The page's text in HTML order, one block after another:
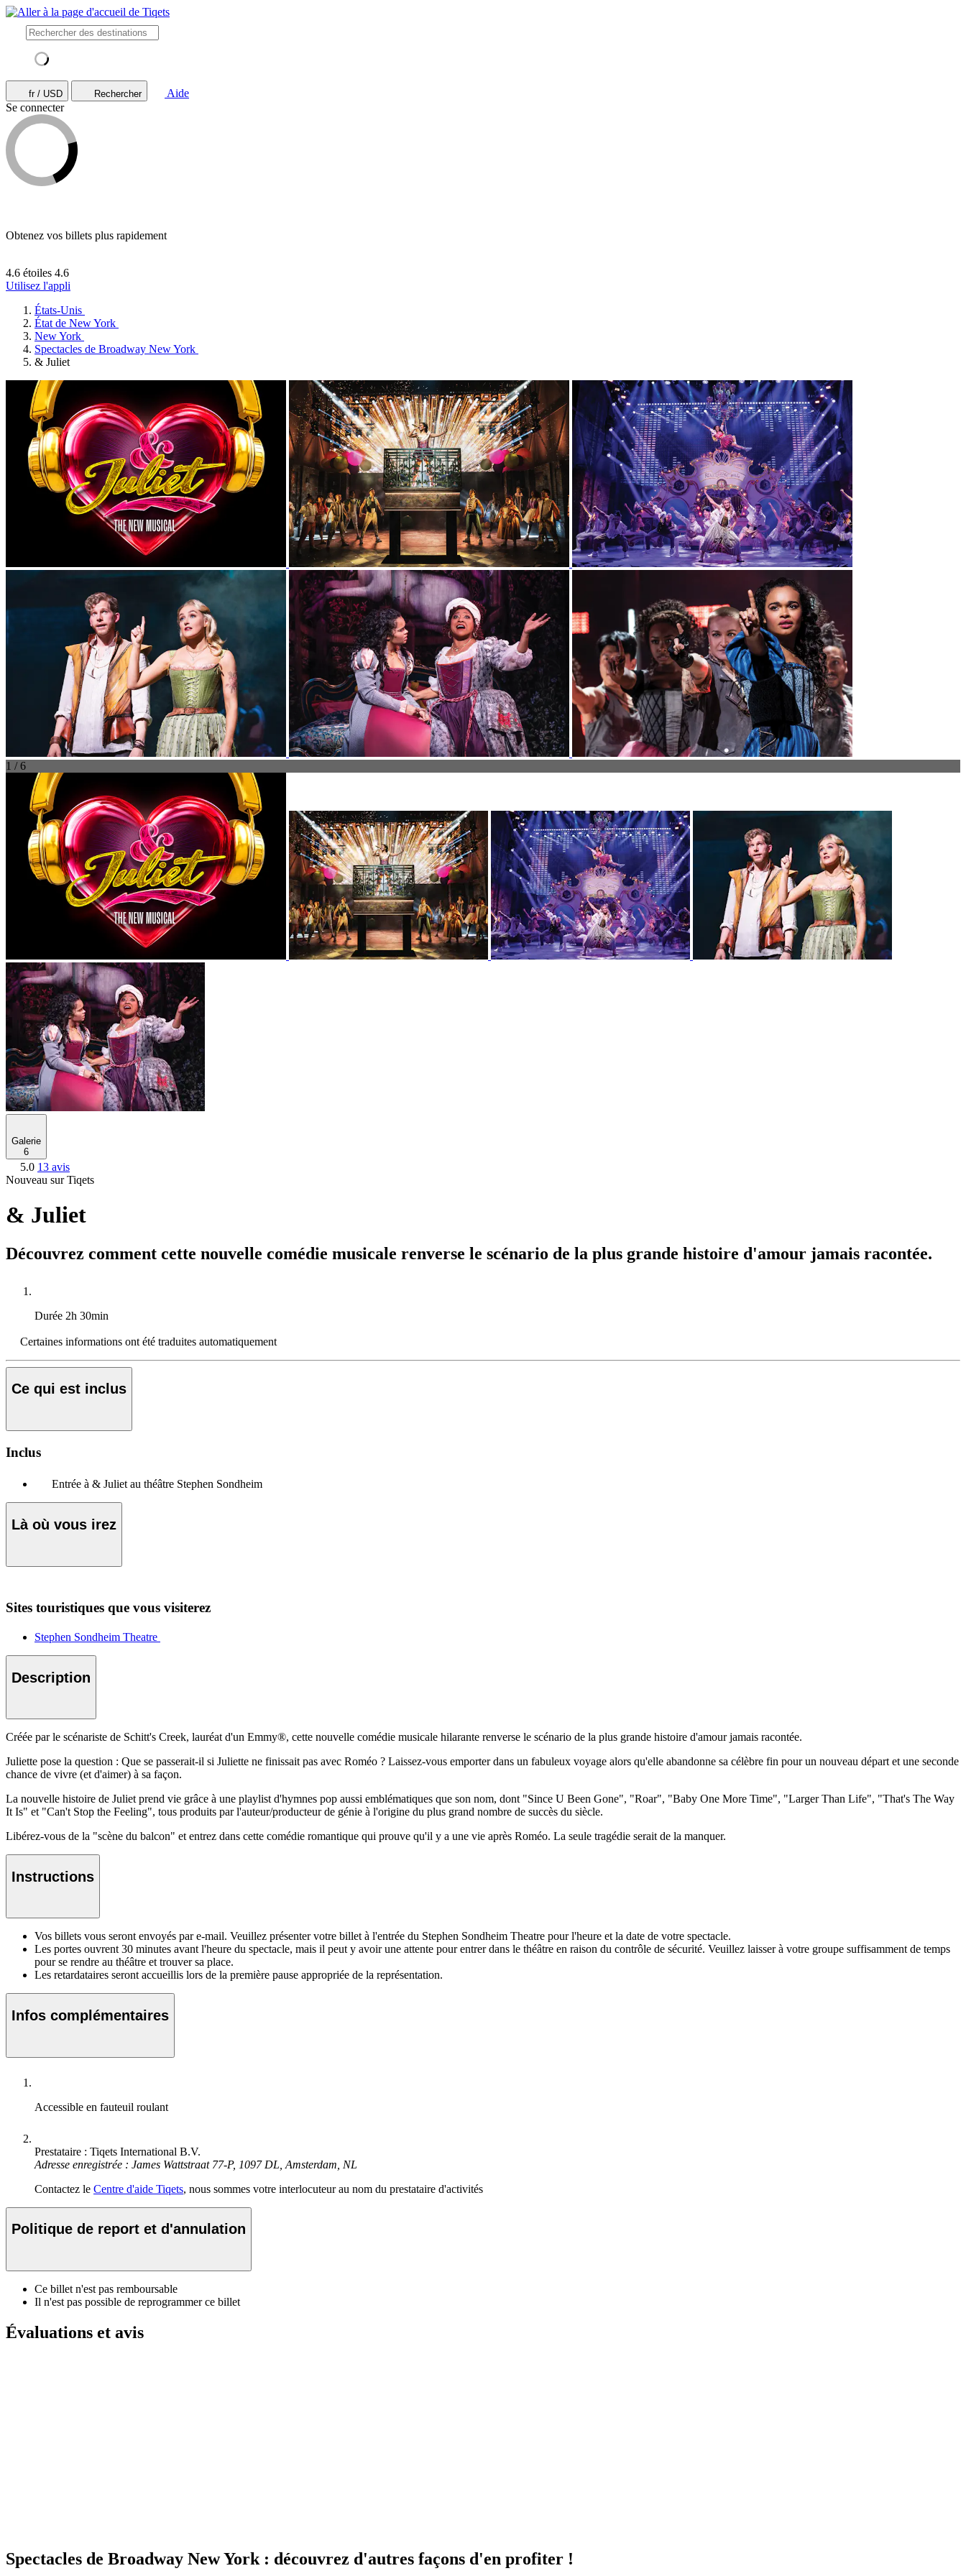
fr / USD Rechercher
Aide
Se connecter
Obtenez vos billets plus rapidement
4.6 étoiles 4.6
Utilisez l'appli
États-Unis
État de New York
New York
Spectacles de Broadway New York
& Juliet
1 / 6
Galerie
6
5.0 13 avis
Nouveau sur Tiqets
& Juliet
Découvrez comment cette nouvelle comédie musicale renverse le scénario de la plus grande histoire d'amour jamais racontée.
Durée 2h 30min
Certaines informations ont été traduites automatiquement
Ce qui est inclus
Inclus
Entrée à & Juliet au théâtre Stephen Sondheim
Là où vous irez
Sites touristiques que vous visiterez
Stephen Sondheim Theatre
Description
Créée par le scénariste de Schitt's Creek, lauréat d'un Emmy®, cette nouvelle comédie musicale hilarante renverse le scénario de la plus grande histoire d'amour jamais racontée.
Juliette pose la question : Que se passerait-il si Juliette ne finissait pas avec Roméo ? Laissez-vous emporter dans un fabuleux voyage alors qu'elle abandonne sa célèbre fin pour un nouveau départ et une seconde
chance de vivre (et d'aimer) à sa façon.
La nouvelle histoire de Juliet prend vie grâce à une playlist d'hymnes pop aussi emblématiques que son nom, dont "Since U Been Gone", "Roar", "Baby One More Time", "Larger Than Life", "That's The Way
It Is" et "Can't Stop the Feeling", tous produits par l'auteur/producteur de génie à l'origine du plus grand nombre de succès du siècle.
Libérez-vous de la "scène du balcon" et entrez dans cette comédie romantique qui prouve qu'il y a une vie après Roméo. La seule tragédie serait de la manquer.
Instructions
Vos billets vous seront envoyés par e-mail. Veuillez présenter votre billet à l'entrée du Stephen Sondheim Theatre pour l'heure et la date de votre spectacle.
Les portes ouvrent 30 minutes avant l'heure du spectacle, mais il peut y avoir une attente pour entrer dans le théâtre en raison du contrôle de sécurité. Veuillez laisser à votre groupe suffisamment de temps
pour se rendre au théâtre et trouver sa place.
Les retardataires seront accueillis lors de la première pause appropriée de la représentation.
Infos complémentaires
Accessible en fauteuil roulant
Prestataire : Tiqets International B.V.
Adresse enregistrée : James Wattstraat 77-P, 1097 DL, Amsterdam, NL
Contactez le Centre d'aide Tiqets, nous sommes votre interlocuteur au nom du prestataire d'activités
Politique de report et d'annulation
Ce billet n'est pas remboursable
Il n'est pas possible de reprogrammer ce billet
Évaluations et avis
Spectacles de Broadway New York : découvrez d'autres façons d'en profiter !